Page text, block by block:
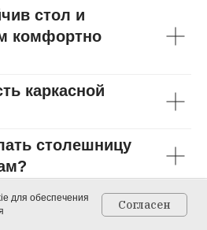
стол и
комфортно
каркасной
столешницу
- не
для обеспечения
Согласен